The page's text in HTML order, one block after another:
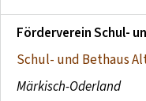
Förderverein Schul-
Schul- und Bethaus
Märkisch-Oderland